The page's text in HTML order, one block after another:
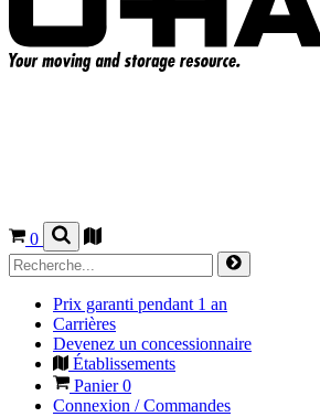
0
Prix garanti pendant 1 an
Carrières
Devenez un concessionnaire
Établissements
Panier0
Connexion / Commandes